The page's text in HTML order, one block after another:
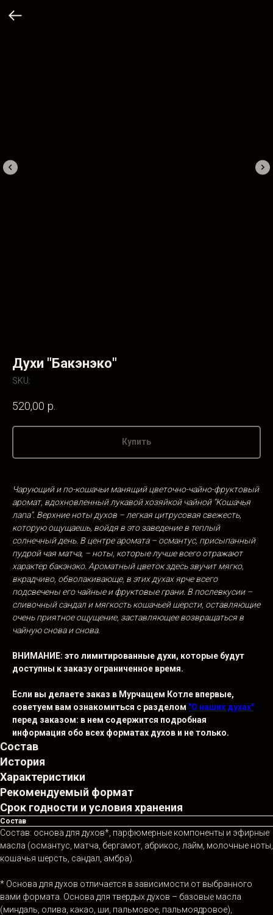
Духи "Бакэнэко"
SKU:
520,00 р.
Купить
Чарующий и по-кошачьи манящий цветочно-чайно-фруктовый
аромат, вдохновленный лукавой хозяйкой чайной “Кошачья
лапа”. Верхние ноты духов – легкая цитрусовая свежесть,
которую ощущаешь, войдя в это заведение в теплый
солнечный день. В центре аромата – османтус, присыпанный
пудрой чая матча, – ноты, которые лучше всего отражают
характер бакэнэко. Ароматный цветок здесь звучит мягко,
вкрадчиво, обволакивающе, в этих духах ярче всего
подсвечены его чайные и фруктовые грани. В послевкусии –
сливочный сандал и мягкость кошачьей шерсти, оставляющие
очень приятное ощущение, заставляющее возвращаться в
чайную снова и снова.
ВНИМАНИЕ: это лимитированные духи, которые будут
доступны к заказу ограниченное время.
Если вы делаете заказ в Мурчащем Котле впервые,
советуем вам ознакомиться с разделом "О наших духах"
перед заказом: в нем содержится подробная
информация обо всех форматах духов и нетолько.
Состав
История
Характеристики
Рекомендуемый формат
Срок годности и условия хранения
Состав
Состав: основа для духов*, парфюмерные компоненты и эфирные
масла (османтус, матча, бергамот, абрикос, лайм, молочные ноты,
кошачья шерсть, сандал, амбра).
* Основа для духов отличается в зависимости от выбранного
вами формата. Основа для твердых духов – базовые масла
(миндаль, олива, какао, ши, пальмовое, пальмоядровое),